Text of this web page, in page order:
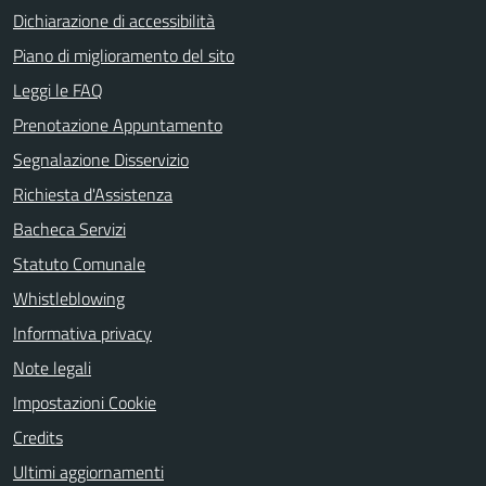
Dichiarazione di accessibilità
Piano di miglioramento del sito
Leggi le FAQ
Prenotazione Appuntamento
Segnalazione Disservizio
Richiesta d'Assistenza
Bacheca Servizi
Statuto Comunale
Whistleblowing
Informativa privacy
Note legali
Impostazioni Cookie
Credits
Ultimi aggiornamenti